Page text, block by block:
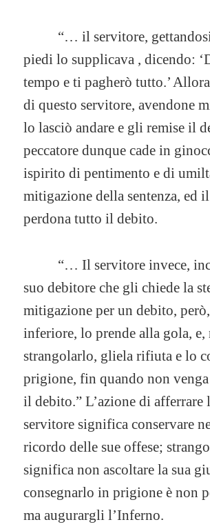
“… il servitore,
piedi lo supplicava , dicendo:
tempo e ti pagherò tutto.’
di questo servitore, avendone
lo lasciò andare e gli remise il
peccatore dunque cade in
ispirito di pentimento e di
mitigazione della sentenza, ed
perdona tutto il debito.
“… Il servitore invece,
suo debitore che gli chiede la
mitigazione per un debito,
inferiore, lo prende alla gola, e,
strangolarlo, gliela rifiuta e lo
prigione, fin quando non
il debito.” L’azione di afferrare
servitore significa conservare
ricordo delle sue offese;
significa non ascoltare la sua
consegnarlo in prigione è non
ma augurargli l’Inferno.